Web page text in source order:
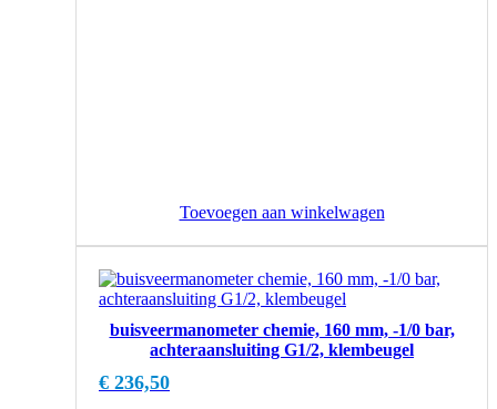
Toevoegen aan winkelwagen
buisveermanometer chemie, 160 mm, -1/0 bar,
achteraansluiting G1/2, klembeugel
€ 236,50